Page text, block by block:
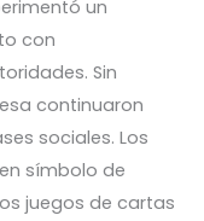
un
con
Sin
continuaron
sociales. Los
símbolo de
juegos de cartas